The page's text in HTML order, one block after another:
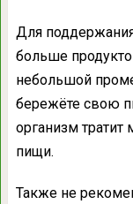
Для
больше
небольшой
бережёте свою
организм
пищи.
Также не